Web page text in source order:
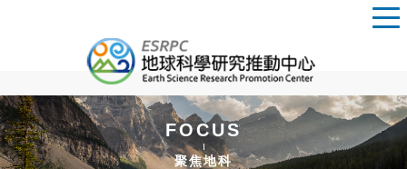
FOCUS
聚焦地科